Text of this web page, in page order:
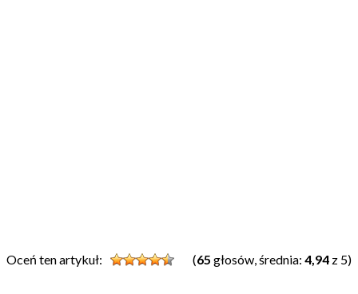
Oceń ten artykuł: (65 głosów, średnia: 4,94 z 5)